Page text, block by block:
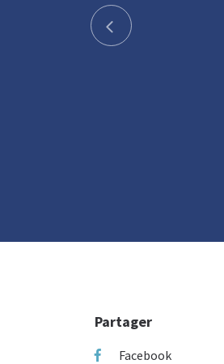
Partager
Facebook